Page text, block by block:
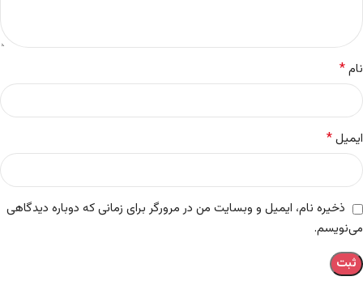
نام*
ایمیل*
ذخیره نام، ایمیل و وبسایت من در مرورگر برای زمانی که دوباره دیدگاهی
می‌نویسم.